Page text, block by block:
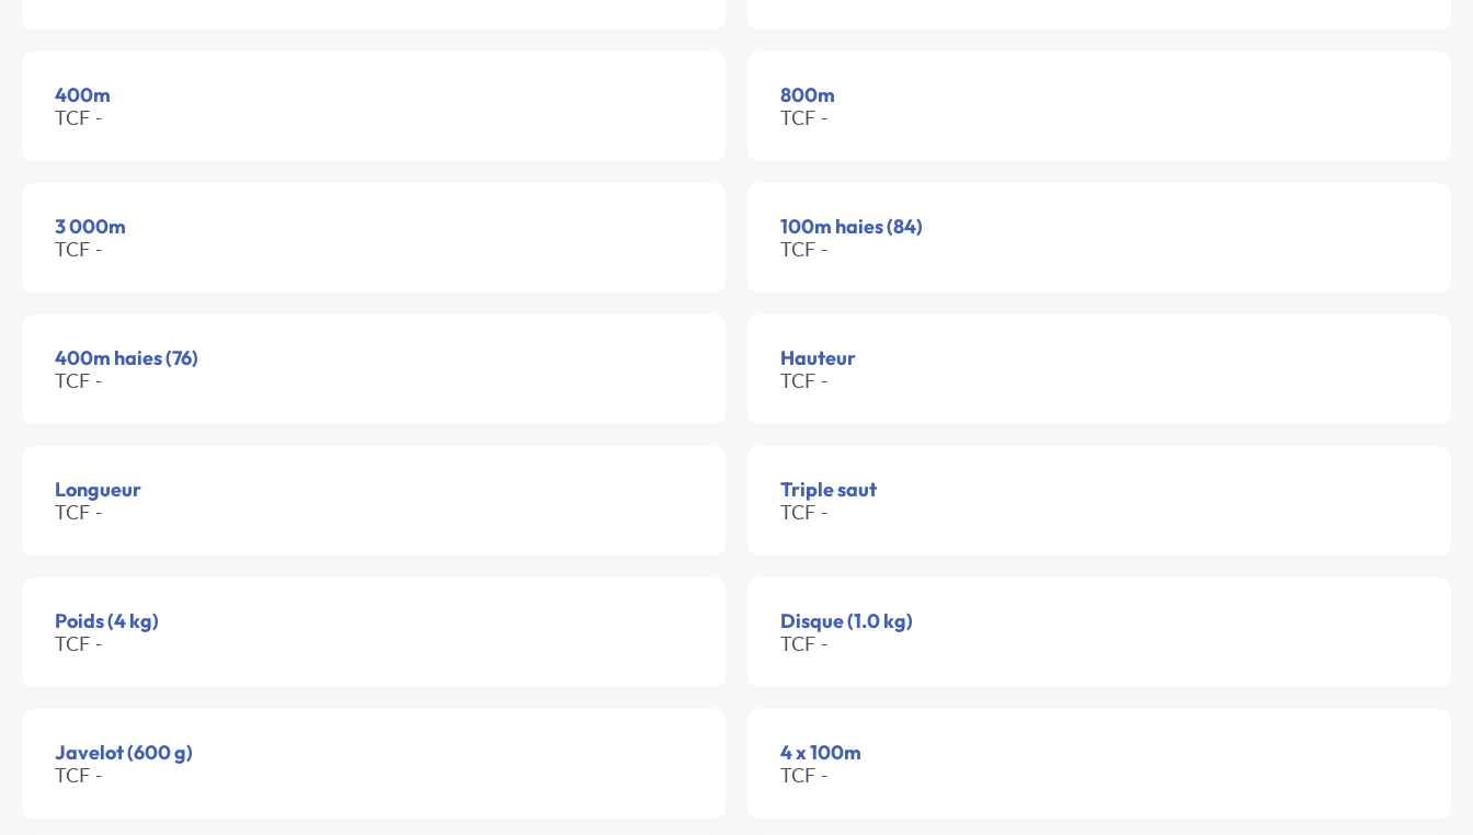
400m
TCF -
800m
TCF -
3 000m
TCF -
100m haies (84)
TCF -
400m haies (76)
TCF -
Hauteur
TCF -
Longueur
TCF -
Triple saut
TCF -
Poids (4 kg)
TCF -
Disque (1.0 kg)
TCF -
Javelot (600 g)
TCF -
4 x 100m
TCF -